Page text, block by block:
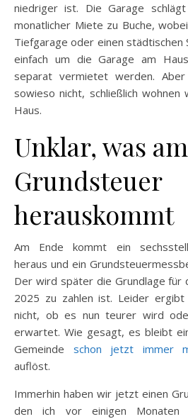
niedriger ist. Die Garage
monatlicher Miete zu Buche,
Tiefgarage oder einen städtischen
einfach um die Garage am
separat vermietet werden.
sowieso nicht, schließlich wohnen
Haus.
Unklar, was
Grundsteuer
herauskommt
Am Ende kommt ein
heraus und ein
Der wird später die Grundlage für
2025 zu zahlen ist. Leider ergibt
nicht, ob es nun teurer wird
erwartet. Wie gesagt, es bleibt
Gemeinde schon jetzt immer
auflöst.
Immerhin haben wir jetzt einen
den ich vor einigen